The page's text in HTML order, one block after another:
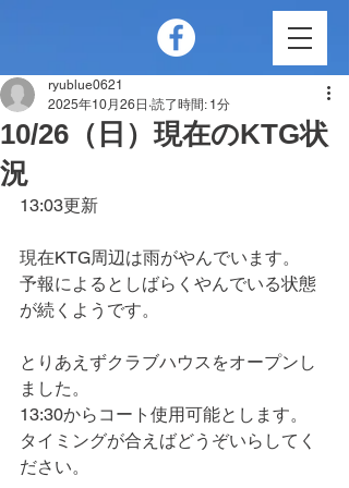
10/26（日）現在のKTG状
況
ryublue0621
2025年10月26日 読了時間: 1分
13:03更新
現在KTG周辺は雨がやんでいます。
予報によるとしばらくやんでいる状態
が続くようです。
とりあえずクラブハウスをオープンし
ました。
13:30からコート使用可能とします。
タイミングが合えばどうぞいらしてく
ださい。